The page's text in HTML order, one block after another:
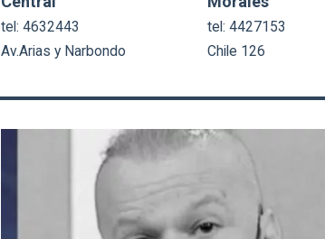
tel: 4632443
Av.Arias y Narbondo
tel: 4427153
Chile 126